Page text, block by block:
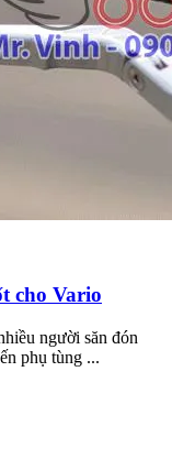
cho Vario
người săn đón
phụ tùng ...